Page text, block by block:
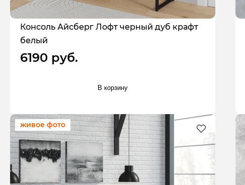
Консоль Айсберг Лофт черный дуб крафт
белый
6190 руб.
В корзину
живое фото